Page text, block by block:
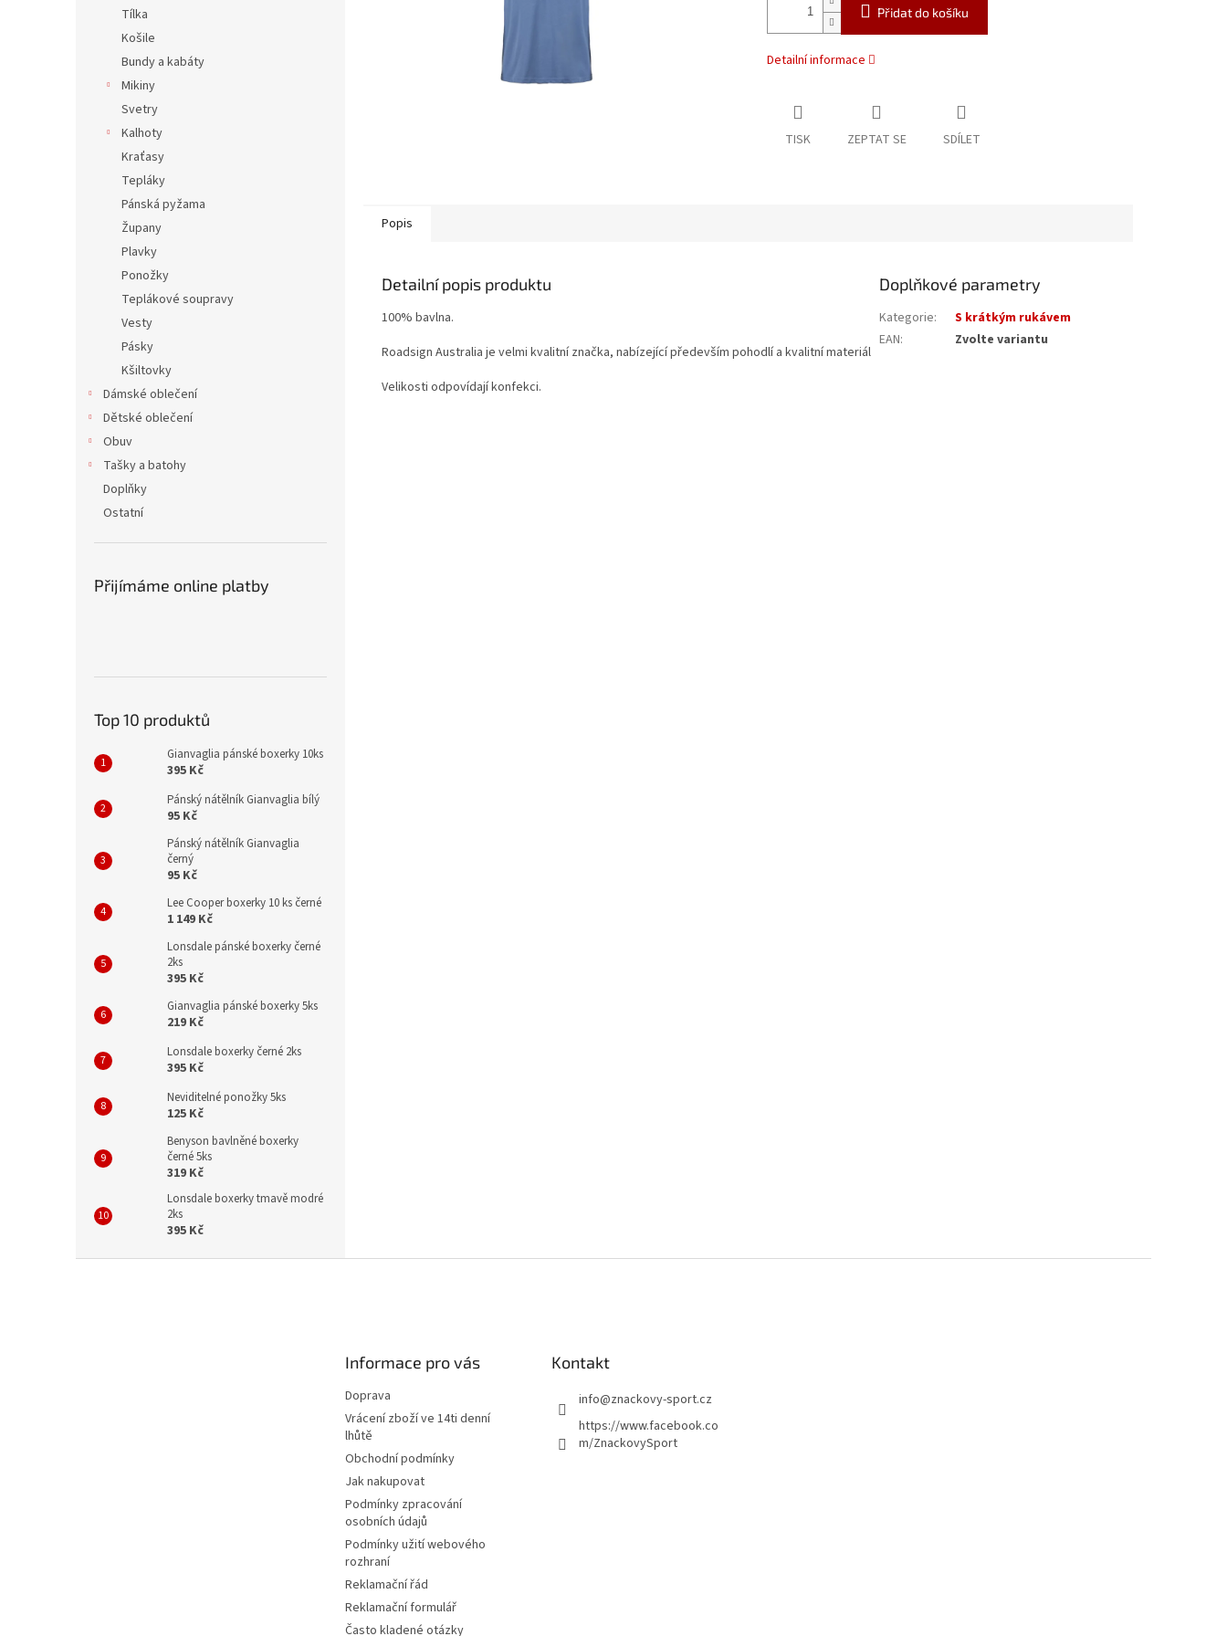
Tílka
Košile
Bundy a kabáty
Mikiny
Svetry
Kalhoty
Kraťasy
Tepláky
Pánská pyžama
Župany
Plavky
Ponožky
Teplákové soupravy
Vesty
Pásky
Kšiltovky
Dámské oblečení
Dětské oblečení
Obuv
Tašky a batohy
Doplňky
Ostatní
Přijímáme online platby
Top 10 produktů
Gianvaglia pánské boxerky 10ks
395 Kč
Pánský nátělník Gianvaglia bílý
95 Kč
Pánský nátělník Gianvaglia
černý
95 Kč
Lee Cooper boxerky 10 ks černé
1 149 Kč
Lonsdale pánské boxerky černé
2ks
395 Kč
Gianvaglia pánské boxerky 5ks
219 Kč
Lonsdale boxerky černé 2ks
395 Kč
Neviditelné ponožky 5ks
125 Kč
Benyson bavlněné boxerky
černé 5ks
319 Kč
Lonsdale boxerky tmavě modré
2ks
395 Kč
Přidat do košíku
Detailní informace
TISK ZEPTAT SE SDÍLET
Popis
Detailní popis produktu
100% bavlna.
Roadsign Australia je velmi kvalitní značka, nabízející především pohodlí a kvalitní materiál
Velikosti odpovídají konfekci.
Doplňkové parametry
Kategorie:
S krátkým rukávem
EAN: Zvolte variantu
Informace pro vás
Doprava
Vrácení zboží ve 14ti denní
lhůtě
Obchodní podmínky
Jak nakupovat
Podmínky zpracování
osobních údajů
Podmínky užití webového
rozhraní
Reklamační řád
Reklamační formulář
Často kladené otázky
Kontakt
info@znackovy-sport.cz
https://www.facebook.co
m/ZnackovySport